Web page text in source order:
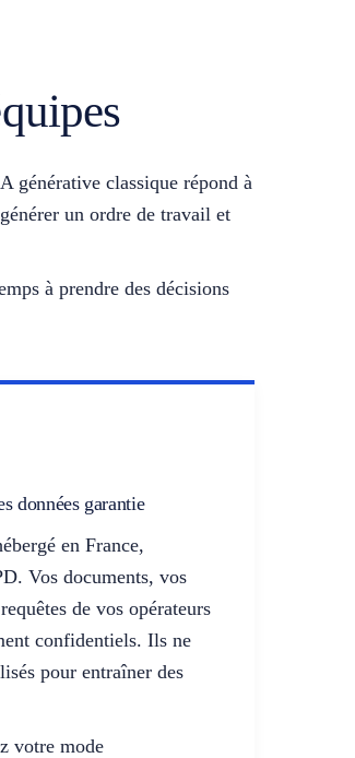
générative classique répond à
un ordre de travail et
à prendre des décisions
données garantie
en France,
Vos documents, vos
de vos opérateurs
confidentiels. Ils ne
pour entraîner des
votre mode